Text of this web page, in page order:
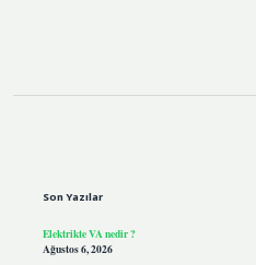
Son Yazılar
Elektrikte VA nedir ?
Ağustos 6, 2026